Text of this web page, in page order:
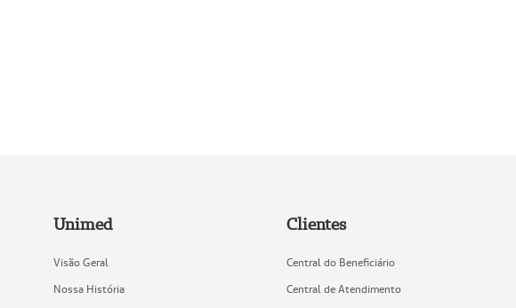
Unimed
Visão Geral
Nossa História
Clientes
Central do Beneficiário
Central de Atendimento